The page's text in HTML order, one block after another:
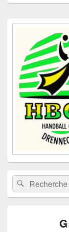
Zone
barre
latérale
Recherche :Rechercher